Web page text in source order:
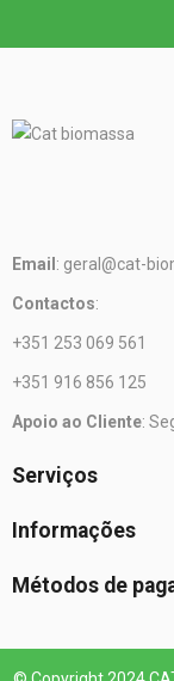
Email : geral@cat-
Contactos:
+351 253 069 561
+351 916 856 125
Apoio ao Cliente:
Serviços
Informações
Métodos de